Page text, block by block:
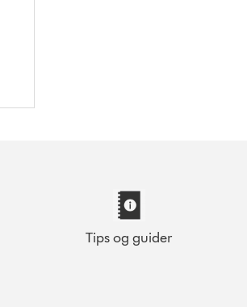
Tips og guider